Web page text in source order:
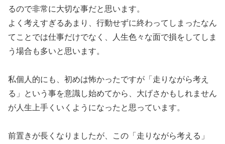
るので非常に大切な事だと思います。
よく考えすぎるあまり、行動せずに終わってしまったなん
てことでは仕事だけでなく、人生色々な面で損をしてしま
う場合も多いと思います。
私個人的にも、初めは怖かったですが「走りながら考え
る」という事を意識し始めてから、大げさかもしれません
が人生上手くいくようになったと思っています。
前置きが長くなりましたが、この「走りながら考える」